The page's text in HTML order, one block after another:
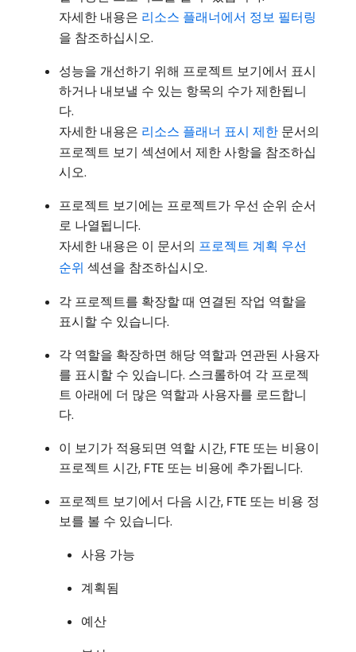
자세한 내용은 리소스 플래너에서 정보 필터링
을 참조하십시오.
성능을 개선하기 위해 프로젝트 보기에서 표시
하거나 내보낼 수 있는 항목의 수가 제한됩니
다.
자세한 내용은 리소스 플래너 표시 제한 문서의
프로젝트 보기 섹션에서 제한 사항을 참조하십
시오.
프로젝트 보기에는 프로젝트가 우선 순위 순서
로 나열됩니다.
자세한 내용은 이 문서의 프로젝트 계획 우선
순위 섹션을 참조하십시오.
각 프로젝트를 확장할 때 연결된 작업 역할을
표시할 수 있습니다.
각 역할을 확장하면 해당 역할과 연관된 사용자
를 표시할 수 있습니다. 스크롤하여 각 프로젝
트 아래에 더 많은 역할과 사용자를 로드합니
다.
이 보기가 적용되면 역할 시간, FTE 또는 비용이
프로젝트 시간, FTE 또는 비용에 추가됩니다.
프로젝트 보기에서 다음 시간, FTE 또는 비용 정
보를 볼 수 있습니다.
사용 가능
계획됨
예산